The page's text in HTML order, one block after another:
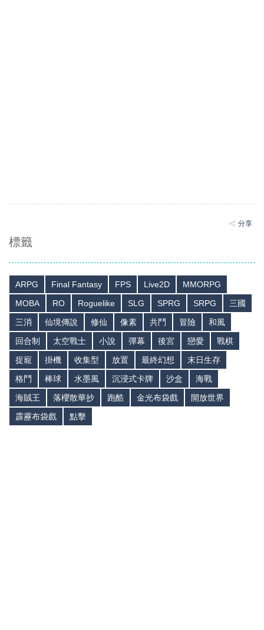
分享
標籤
ARPG Final Fantasy FPS Live2D
MMORPG
MOBA
RO Roguelike SLG SPRG SRPG
三國
三消
仙境傳說 修仙 像素 共鬥 冒險
和風
回合制
太空戰士 小說 彈幕 後宮 戀愛
戰棋
捉寵
掛機 收集型 放置 最終幻想
末日生存
格鬥
棒球 水墨風 沉浸式卡牌 沙盒
海戰
海賊王
落櫻散華抄 跑酷 金光布袋戲
開放世界
霹靂布袋戲
點擊